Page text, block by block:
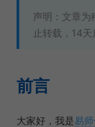
声明：文章为
止转载，14
前言
大家好，我是易